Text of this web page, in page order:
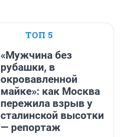
ТОП 5
«Мужчина без
рубашки, в
окровавленной
майке»: как Москва
пережила взрыв у
сталинской высотки
— репортаж